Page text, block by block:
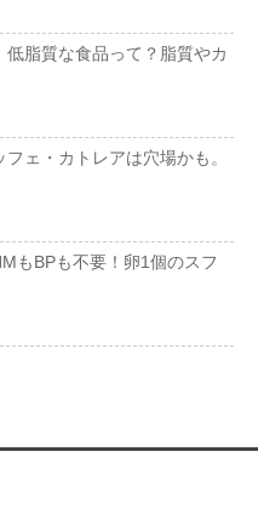
低脂質な食品って？脂質やカ
ェ・カトレアは穴場かも。
もBPも不要！卵1個のスフ